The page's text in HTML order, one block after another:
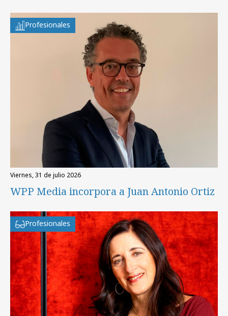
Profesionales
viernes, 31 de julio 2026
WPP Media incorpora a Juan Antonio Ortiz
Profesionales